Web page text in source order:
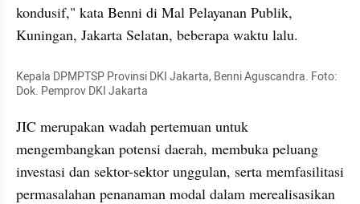
kondusif," kata Benni di Mal Pelayanan Publik,
Kuningan, Jakarta Selatan, beberapa waktu lalu.
Kepala DPMPTSP Provinsi DKI Jakarta, Benni Aguscandra. Foto:
Dok. Pemprov DKI Jakarta
﻿JIC merupakan wadah pertemuan untuk
mengembangkan potensi daerah, membuka peluang
investasi dan sektor-sektor unggulan, serta memfasilitasi
permasalahan penanaman modal dalam merealisasikan